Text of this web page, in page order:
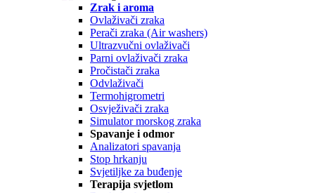
Zrak i aroma
Ovlaživači zraka
Perači zraka (Air washers)
Ultrazvučni ovlaživači
Parni ovlaživači zraka
Pročistači zraka
Odvlaživači
Termohigrometri
Osvježivači zraka
Simulator morskog zraka
Spavanje i odmor
Analizatori spavanja
Stop hrkanju
Svjetiljke za buđenje
Terapija svjetlom